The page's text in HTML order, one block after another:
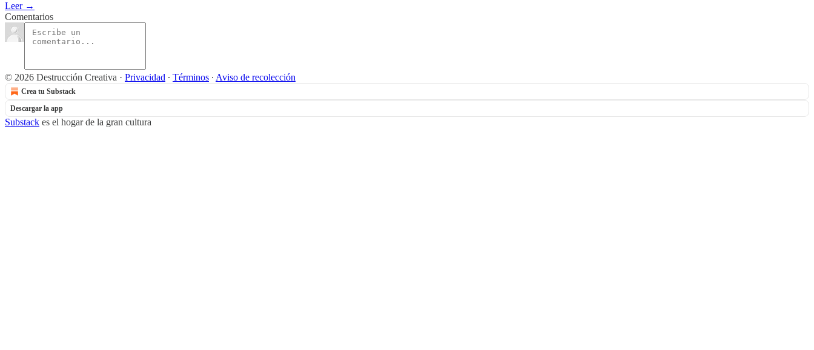
Leer →
Comentarios
© 2026 Destrucción Creativa · Privacidad ∙ Términos ∙ Aviso de recolección
Crea tu Substack
Descargar la app
Substack es el hogar de la gran cultura